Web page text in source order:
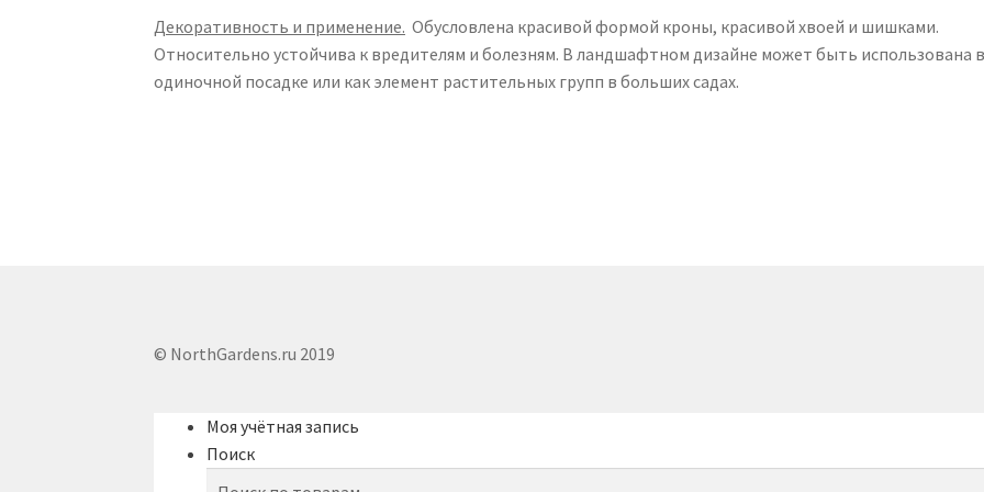
Декоративность и применение. Обусловлена красивой формой кроны, красивой хвоей и шишками.
Относительно устойчива к вредителям и болезням. В ландшафтном дизайне может быть использована
одиночной посадке или как элемент растительных групп в больших садах.
© NorthGardens.ru 2019
Моя учётная запись
Поиск
Искать: